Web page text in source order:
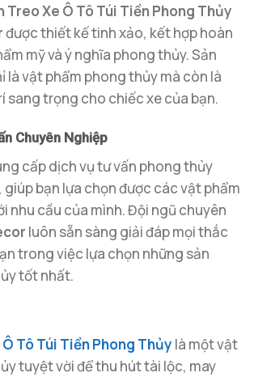
Treo Xe Ô Tô Túi Tiền Phong Thủy
được thiết kế tinh xảo, kết hợp hoàn
mỹ và ý nghĩa phong thủy. Sản
là vật phẩm phong thủy mà còn là
sang trọng cho chiếc xe của bạn.
Chuyên Nghiệp
cấp dịch vụ tư vấn phong thủy
bạn lựa chọn được các vật phẩm
nhu cầu của mình. Đội ngũ chuyên
luôn sẵn sàng giải đáp mọi thắc
trong việc lựa chọn những sản
tốt nhất.
Tô Túi Tiền Phong Thủy là một vật
tuyệt vời để thu hút tài lộc, may